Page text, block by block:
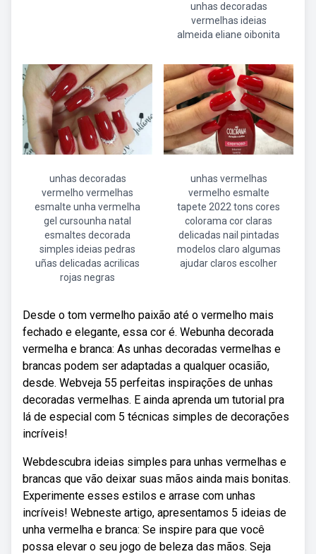
unhas decoradas
vermelhas ideias
almeida eliane oibonita
unhas decoradas
vermelho vermelhas
esmalte unha vermelha
gel cursounha natal
esmaltes decorada
simples ideias pedras
uñas delicadas acrilicas
rojas negras
unhas vermelhas
vermelho esmalte
tapete 2022 tons cores
colorama cor claras
delicadas nail pintadas
modelos claro algumas
ajudar claros escolher
Desde o tom vermelho paixão até o vermelho mais
fechado e elegante, essa cor é. Webunha decorada
vermelha e branca: As unhas decoradas vermelhas e
brancas podem ser adaptadas a qualquer ocasião,
desde. Webveja 55 perfeitas inspirações de unhas
decoradas vermelhas. E ainda aprenda um tutorial pra
lá de especial com 5 técnicas simples de decorações
incríveis!
Webdescubra ideias simples para unhas vermelhas e
brancas que vão deixar suas mãos ainda mais bonitas.
Experimente esses estilos e arrase com unhas
incríveis! Webneste artigo, apresentamos 5 ideias de
unha vermelha e branca: Se inspire para que você
possa elevar o seu jogo de beleza das mãos. Seja